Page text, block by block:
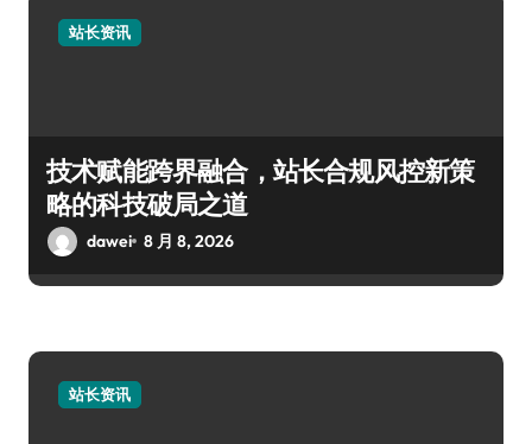
站长资讯
技术赋能跨界融合，站长合规风控新策
略的科技破局之道
dawei 8 月 8, 2026
站长资讯